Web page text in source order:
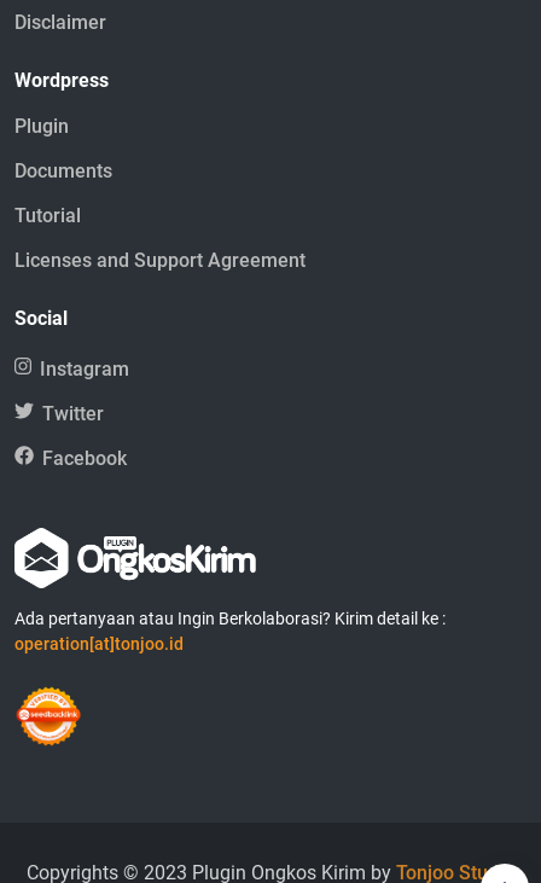
Disclaimer
Wordpress
Plugin
Documents
Tutorial
Licenses and Support Agreement
Social
Instagram
Twitter
Facebook
Ada pertanyaan atau Ingin Berkolaborasi? Kirim detail ke :
operation[at]tonjoo.id
Copyrights © 2023 Plugin Ongkos Kirim by Tonjoo Studio